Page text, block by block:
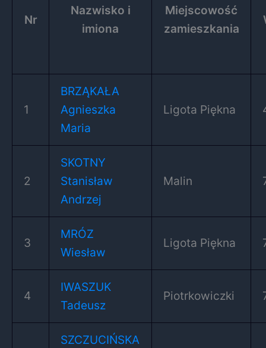
Nr
Nazwisko i
imiona
Miejscowość
zamieszkania
1
BRZĄKAŁA
Agnieszka
Maria
Ligota Piękna
2
SKOTNY
Stanisław
Andrzej
Malin
3
MRÓZ
Wiesław
Ligota Piękna
4
IWASZUK
Tadeusz
Piotrkowiczki
SZCZUCIŃSKA